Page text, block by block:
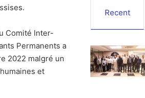
Comité Inter-
Permanents a
2022 malgré un
et
Recent